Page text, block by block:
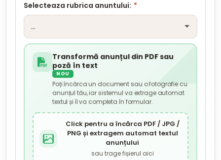
Selecteaza rubrica anuntului: *
Transformă anunțul din PDF sau
poză în text
NOU
Poți încărca un document sau o fotografie cu
anunțul tău, iar sistemul va extrage automat
textul și îl va completa în formular.
Click pentru a încărca PDF / JPG /
PNG și extragem automat textul
anunțului
sau trage fișierul aici